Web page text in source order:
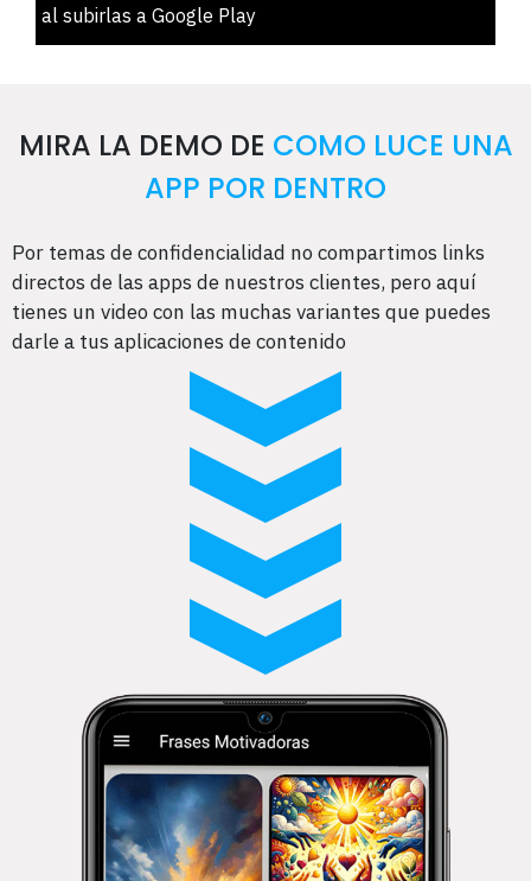
al subirlas a Google Play
MIRA LA DEMO DE COMO LUCE UNA
APP POR DENTRO
Por temas de confidencialidad no compartimos links
directos de las apps de nuestros clientes, pero aquí
tienes un video con las muchas variantes que puedes
darle a tus aplicaciones de contenido